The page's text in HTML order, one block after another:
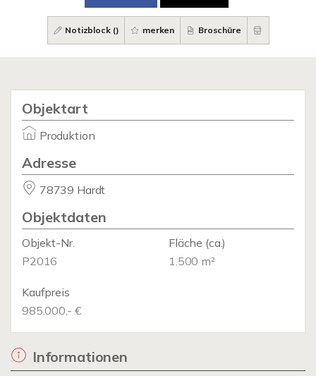
Notizblock () merken Broschüre
Objektart
Produktion
Adresse
78739 Hardt
Objektdaten
Objekt-Nr.
P2016
Fläche (ca.)
1.500 m²
Kaufpreis
985.000,- €
Informationen